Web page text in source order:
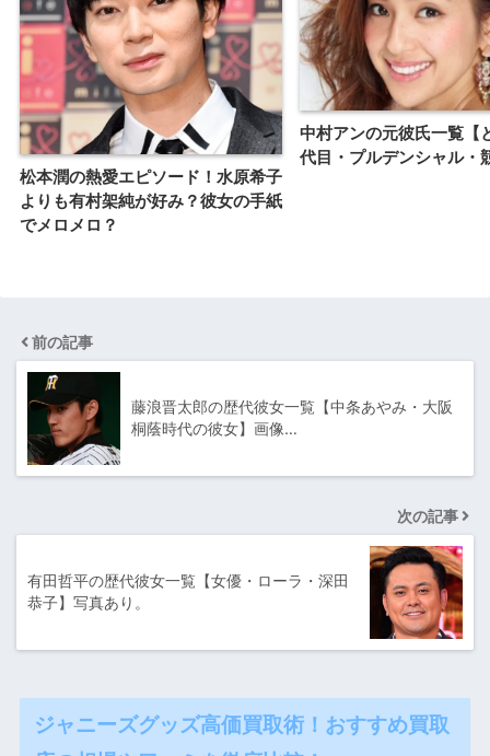
松本潤の熱愛エピソード！水原希子
よりも有村架純が好み？彼女の手紙
でメロメロ？
中村アンの元彼氏一覧【
代目・プルデンシャル・
前の記事
藤浪晋太郎の歴代彼女一覧【中条あやみ・大阪
桐蔭時代の彼女】画像…
次の記事
有田哲平の歴代彼女一覧【女優・ローラ・深田
恭子】写真あり。
ジャニーズグッズ高価買取術！おすすめ買取